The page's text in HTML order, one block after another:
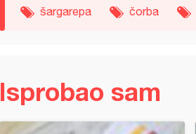
šargarepa čorba
Isprobao sam